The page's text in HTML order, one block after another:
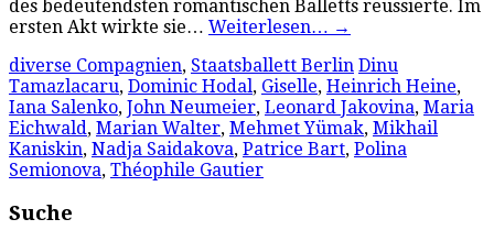
des bedeutendsten romantischen Balletts reüssierte. Im
ersten Akt wirkte sie… Weiterlesen… →
diverse Compagnien, Staatsballett Berlin Dinu
Tamazlacaru, Dominic Hodal, Giselle, Heinrich Heine,
Iana Salenko, John Neumeier, Leonard Jakovina, Maria
Eichwald, Marian Walter, Mehmet Yümak, Mikhail
Kaniskin, Nadja Saidakova, Patrice Bart, Polina
Semionova, Théophile Gautier
Suche